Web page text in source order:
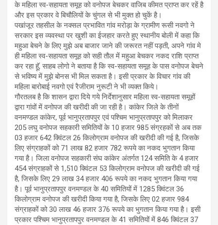
के महिला स्व-सहायता समूह को वनोपज बेचकर वाजिब कीमत प्राप्त कर रहें है
और इस प्रकार वे बिचौलियों के चुंगल से भी मुक्त हो चुकें है।
पखांजूर तहसील के नक्सल प्रभावित गांव मरोड़ा के ग्रामीण रूसी नवगो ने
सरकार इस व्यवस्था पर खुशी का ईजहार करते हुए स्थानीय बोली में कहा कि
महुआ बेचने के लिए मुझे अब बाजार जाने की जरूरत नहीं पड़ती, अपने गांव मे
ही महिला स्व-सहायता समूह को सही तौल में महुआ बेचकर नकद राशि प्राप्त
कर रहा हूॅ, साहब लोगो ने बताया है कि स्व-सहायता समूह के पास वनोपज बेचने
से भविष्य में मुझे बोनस भी मिल सकता है। इसी प्रकार के विचार गांव की
महिला बारोबाई नवगो एवं रैजीराम नुरूटी ने भी व्यक्त किये।
गौरतलब है कि शासन द्वारा दिये गये निर्देशानुसार महिला स्व-सहायता समूहों
द्वारा गांवों में वनोपज की खरीदी की जा रही है। कांकेर जिले के तीनों
वनमण्डल कांकेर, पूर्व भानुप्रतापपुर एवं पश्चिम भानुप्रतापपुर को मिलाकर
205 लघु वनोपज सहकारी समितियों के 10 हजार 985 संग्रहकों से अब तक
03 हजार 642 क्विंटल 26 किलोग्राम वनोपज की खरीदी की गई है, जिसके
लिए संग्राहकों को 71 लाख 82 हजार 782 रूपये का नकद भुगतान किया
गया है। जिला वनोपज सहकारी संघ कांकेर अंतर्गत 124 समिति के 4 हजार
454 संग्राहकों से 1,510 क्विंटल 53 किलोग्राम वनोपज की खरीदी की गई
है, जिसके लिए 29 लाख 34 हजार 406 रूपये का नकद भुगतान किया गया
है। पूर्व भानुप्रतापपुर वनमण्डल के 40 समितियों में 1285 क्विंटल 36
किलोग्राम वनोपज की खरीदी किया गया है, जिसके लिए 02 हजार 984
संग्राहकों को 30 लाख 46 हजार 376 रूपये का भुगतान किया गया है। इसी
प्रकार पश्चिम भानुप्रतापपुर वनमण्डल के 41 समितियों में 846 क्विंटल 37